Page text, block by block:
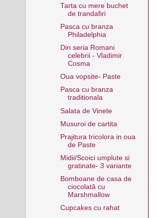
Tarta cu mere buchet
de trandafiri
Pasca cu branza
Philadelphia
Din seria Romani
celebrii - Vladimir
Cosma
Oua vopsite- Paste
Pasca cu branza
traditionala
Salata de Vinete
Musuroi de cartita
Prajitura tricolora in oua
de Paste
Midii/Scoici umplute si
gratinate- 3 variante
Bomboane de casa de
ciocolată cu
Marshmallow
Cupcakes cu rahat